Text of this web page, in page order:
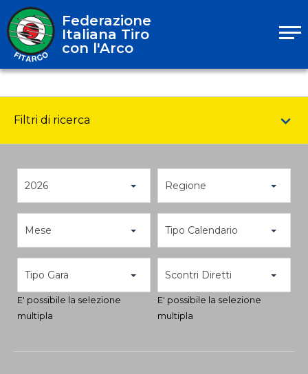
Federazione
Italiana Tiro
con l'Arco
Filtri di ricerca
2026 Regione
Mese Tipo Calendario
Tipo Gara
E' possibile la selezione
multipla
Scontri Diretti
E' possibile la selezione
multipla